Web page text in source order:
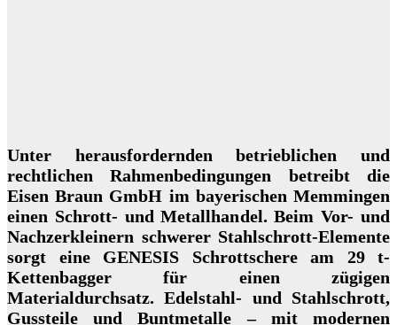
Unter herausfordernden betrieblichen und
rechtlichen Rahmenbedingungen betreibt die
Eisen Braun GmbH im bayerischen Memmingen
einen Schrott- und Metallhandel. Beim Vor- und
Nachzerkleinern schwerer Stahlschrott-Elemente
sorgt eine GENESIS Schrottschere am 29 t-
Kettenbagger für einen zügigen
Materialdurchsatz. Edelstahl- und Stahlschrott,
Gussteile und Buntmetalle – mit modernen